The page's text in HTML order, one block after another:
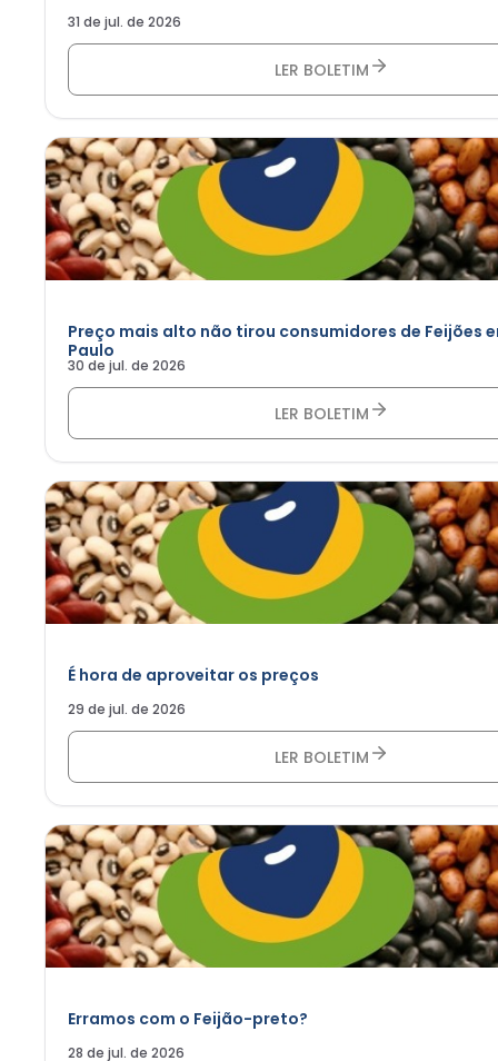
31 de jul. de 2026
LER BOLETIM
Preço mais alto não tirou consumidores de Feijões
Paulo
30 de jul. de 2026
LER BOLETIM
É hora de aproveitar os preços
29 de jul. de 2026
LER BOLETIM
Erramos com o Feijão-preto?
28 de jul. de 2026